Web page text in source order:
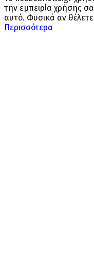
την εμπειρία χρήσης
αυτό. Φυσικά αν
Περισσότερα